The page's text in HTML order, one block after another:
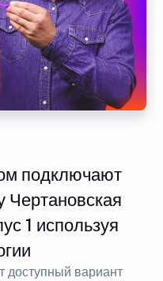
подключают
Чертановская
1 используя
доступный вариант